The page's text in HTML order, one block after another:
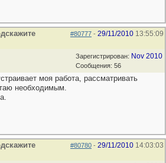
#80777 - 29/11/2010 13:55:09
Зарегистрирован: Nov 2010
Сообщения: 56
моя работа, рассматривать
необходимым.
#80780 - 29/11/2010 14:03:03